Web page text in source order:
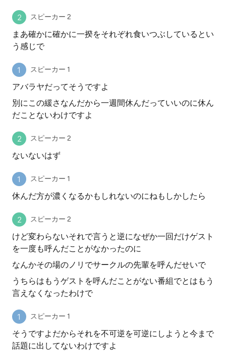
スピーカー 2
まあ確かに確かに一揆をそれぞれ食いつぶしているとい
う感じで
スピーカー 1
アバラヤだってそうですよ
別にこの緩さなんだから一週間休んだっていいのに休ん
だことないわけですよ
スピーカー 2
ないないはず
スピーカー 1
休んだ方が濃くなるかもしれないのにねもしかしたら
スピーカー 2
けど変わらないそれで言うと逆になぜか一回だけゲスト
を一度も呼んだことがなかったのに
なんかその場のノリでサークルの先輩を呼んだせいで
うちらはもうゲストを呼んだことがない番組でとはもう
言えなくなったわけで
スピーカー 1
そうですよだからそれを不可逆を可逆にしようと今まで
話題に出してないわけですよ